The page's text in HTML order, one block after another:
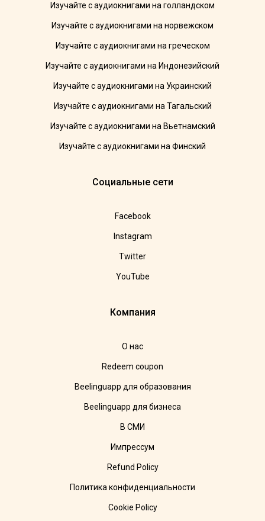
Изучайте с аудиокнигами на голландском
Изучайте с аудиокнигами на норвежском
Изучайте с аудиокнигами на греческом
Изучайте с аудиокнигами на Индонезийский
Изучайте с аудиокнигами на Украинский
Изучайте с аудиокнигами на Тагальский
Изучайте с аудиокнигами на Вьетнамский
Изучайте с аудиокнигами на Финский
Социальные сети
Facebook
Instagram
Twitter
YouTube
Компания
О нас
Redeem coupon
Beelinguapp для образования
Beelinguapp для бизнеса
В СМИ
Импрессум
Refund Policy
Политика конфиденциальности
Cookie Policy